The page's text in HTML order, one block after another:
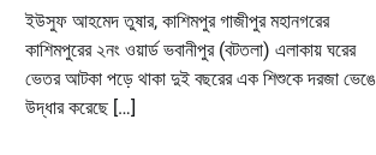
ইউসুফ আহমেদ তুষার, কাশিমপুর গাজীপুর মহানগরের
কাশিমপুরের ২নং ওয়ার্ড ভবানীপুর (বটতলা) এলাকায় ঘরের
ভেতর আটকা পড়ে থাকা দুই বছরের এক শিশুকে দরজা ভেঙে
উদ্ধার করেছে […]